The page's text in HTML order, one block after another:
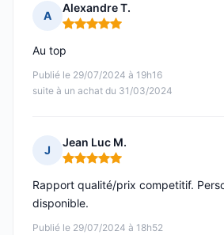
A
Alexandre T.
Note : 5 sur 5
Publié le 29/07/2024 à 19h16
suite à un achat du 31/03/2024
Au top
J
Jean Luc M.
Note : 5 sur 5
Publié le 29/07/2024 à 18h52
Rapport qualité/prix competitif.
disponible.